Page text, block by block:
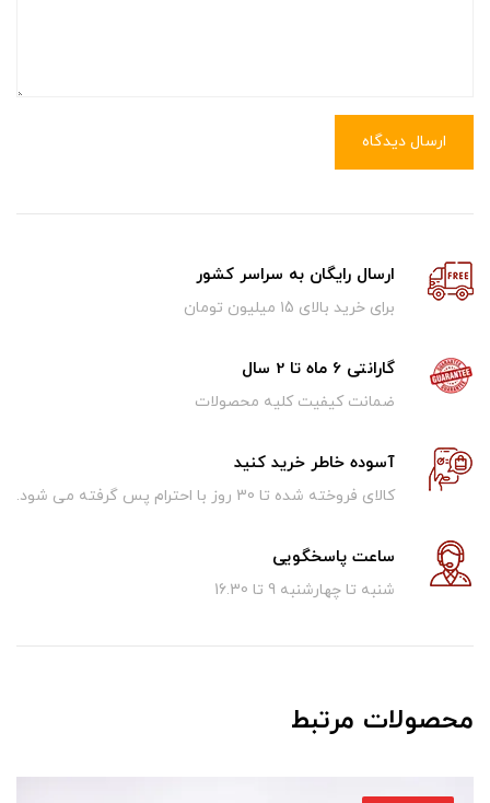
ارسال دیدگاه
ارسال رایگان به سراسر کشور
برای خرید بالای ۱5 میلیون تومان
گارانتی 6 ماه تا 2 سال
ضمانت کیفیت کلیه محصولات
آسوده خاطر خرید کنید
کالای فروخته شده تا 30 روز با احترام پس گرفته می شود.
ساعت پاسخگویی
شنبه تا چهارشنبه 9 تا 16.30
محصولات مرتبط